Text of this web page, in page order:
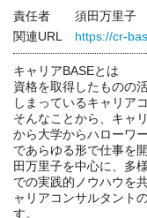
責任者
須田万里子
関連URL
https://cr-
キャリアBASEとは
資格を取得したものの
しまっているキャリア
そんなことから、キャ
から大学からハローワ
であらゆる形で仕事を
田万里子を中心に、多
での実践的ノウハウを
ャリアコンサルタント
す。